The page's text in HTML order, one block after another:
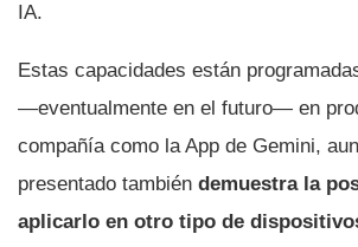
IA.
Estas capacidades están
—eventualmente en el futuro— en
compañía como la App de Gemini,
presentado también demuestra la
aplicarlo en otro tipo de